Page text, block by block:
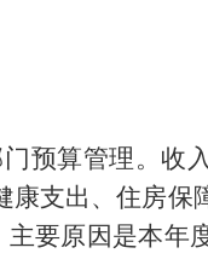
预算管理。收
康支出、住房保
主要原因是本年